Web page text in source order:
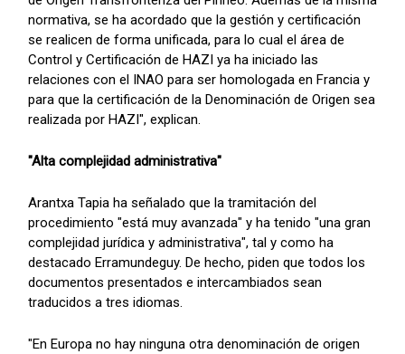
normativa, se ha acordado que la gestión y certificación
se realicen de forma unificada, para lo cual el área de
Control y Certificación de HAZI ya ha iniciado las
relaciones con el INAO para ser homologada en Francia y
para que la certificación de la Denominación de Origen sea
realizada por HAZI", explican.
"Alta complejidad administrativa"
Arantxa Tapia ha señalado que la tramitación del
procedimiento "está muy avanzada" y ha tenido "una gran
complejidad jurídica y administrativa", tal y como ha
destacado Erramundeguy. De hecho, piden que todos los
documentos presentados e intercambiados sean
traducidos a tres idiomas.
"En Europa no hay ninguna otra denominación de origen